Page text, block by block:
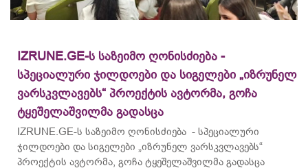
IZRUNE.GE-ს საზეიმო ღონისძიება -
სპეციალური ჯილდოები და სიგელები „იზრუნელ
ვარსკვლავებს“ პროექტის ავტორმა, გოჩა
ტყეშელაშვილმა გადასცა
IZRUNE.GE-ს საზეიმო ღონისძიება - სპეციალური
ჯილდოები და სიგელები „იზრუნელ ვარსკვლავებს“
პროექტის ავტორმა, გოჩა ტყეშელაშვილმა გადასცა